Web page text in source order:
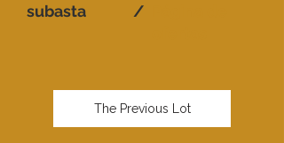
subasta /
The Previous Lot